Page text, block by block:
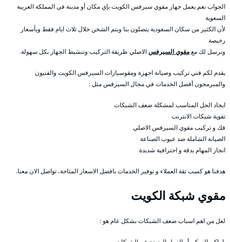
الجواب نعم يعمل جهاز مقوي سيرفس الكويت بإي مكان أو مدينة في المملكة العربية
السعوية
لأن الكثير من سكان السعودية يتصلون بنا ويتم الشحن خلال ثلاث ايام فقط وبأسعار
رخيصة
ونرسل لك معمقوي السيرفسالاصلي طريقة التركيب وتنشيط الجهاز بكل سهولة.
يقدم لكم فني تركيب وصيانة اجهزة ومقوسيارات السيرفس الكويت والفنيون
والمبرمجون أفضل الخدمات في مجال السيرفس مثل :
ايجاد الحل المناسب لمشكلة ضعف الشبكات
تقوية شبكات الانترنت
فك و تركيب مقوي السيرفس الاصلي
الصيانة الشاملة ضد عيوب الصناعة
انجاز المهام بدقة و احترافية شديدة
هدفنا هو كسب ثقة العملاء و توفير الخدمات بافضل الاسعار المتاحة، تواصل الان معنا.
مقوي شبكة الكويت
لعل من اهم اسباب ضعف الشبكات بشكل عام هو :